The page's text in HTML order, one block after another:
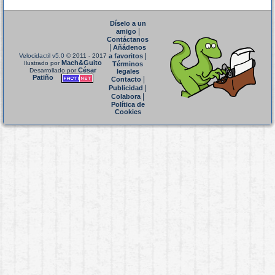
Velocidactil v5.0 © 2011 - 2017
Ilustrado porMach&Guito
Desarrollado porCésar
Patiño
Díselo a un
amigo|
Contáctanos
Añádenos
a favoritos
Términos
legales
Contacto|
Publicidad
Colabora|
Política de
Cookies